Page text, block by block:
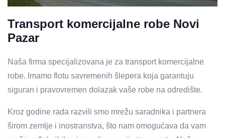
Transport komercijalne robe Novi
Pazar
Naša firma specijalizovana je za transport komercijalne
robe. Imamo flotu savremenih šlepera koja garantuju
siguran i pravovremen dolazak vaše robe na odredište.
Kroz godine rada razvili smo mrežu saradnika i partnera
širom zemlje i inostranstva, što nam omogućava da vam